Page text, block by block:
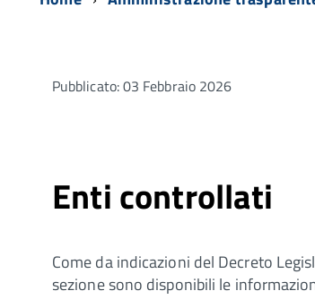
Pubblicato: 03 Febbraio 2026
Enti controllati
Come da indicazioni del Decreto
sezione sono disponibili le